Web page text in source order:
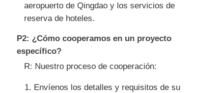
aeropuerto de Qingdao y los servicios de
reserva de hoteles.
P2: ¿Cómo cooperamos en un proyecto
específico?
R: Nuestro proceso de cooperación:
Envíenos los detalles y requisitos de su